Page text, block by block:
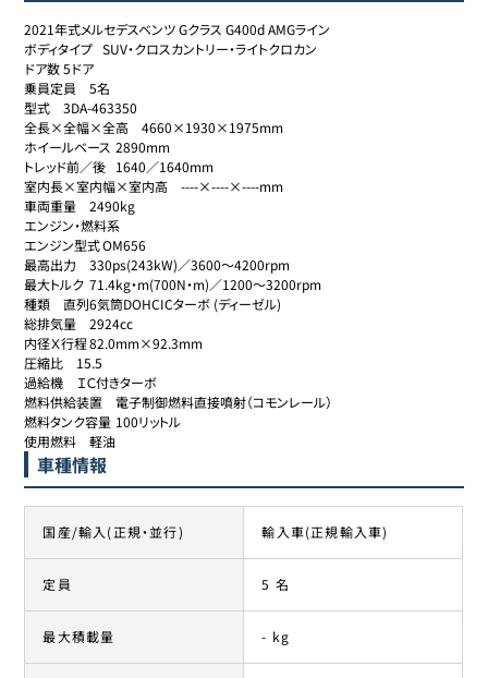
2021年式メルセデスベンツ Gクラス G400d AMGライン
ボディタイプ	SUV・クロスカントリー・ライトクロカン
ドア数	5ドア
乗員定員	5名
型式	3DA-463350
全長×全幅×全高	4660×1930×1975mm
ホイールベース	2890mm
トレッド前／後	1640／1640mm
室内長×室内幅×室内高	----×----×----mm
車両重量	2490kg
エンジン・燃料系
エンジン型式	OM656
最高出力	330ps(243kW)／3600～4200rpm
最大トルク	71.4kg・m(700N・m)／1200～3200rpm
種類	直列6気筒DOHCICターボ (ディーゼル)
総排気量	2924cc
内径Ｘ行程	82.0mm×92.3mm
圧縮比	15.5
過給機	ＩＣ付きターボ
燃料供給装置	電子制御燃料直接噴射（コモンレール）
燃料タンク容量	100リットル
使用燃料	軽油
車種情報
国産/輸入(正規・並行) 輸入車(正規輸入車)
定員 5 名
最大積載量 - kg